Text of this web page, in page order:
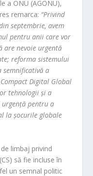
a ONU (AGONU),
remarca: “Privind
septembrie, avem
pentru anii care vor
are nevoie urgentă
reforma sistemului
a
Digital Global
tehnologii și a
pentru a
la șocurile globale
limbaj privind
să fie incluse în
un semnal politic